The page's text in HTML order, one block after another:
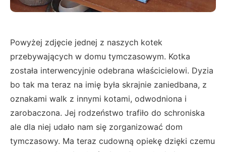
Powyżej zdjęcie jednej z naszych kotek
przebywających w domu tymczasowym. Kotka
została interwencyjnie odebrana właścicielowi. Dyzia
bo tak ma teraz na imię była skrajnie zaniedbana, z
oznakami walk z innymi kotami, odwodniona i
zarobaczona. Jej rodzeństwo trafiło do schroniska
ale dla niej udało nam się zorganizować dom
tymczasowy. Ma teraz cudowną opiekę dzięki czemu